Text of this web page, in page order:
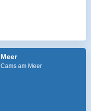
Meer
Cams am Meer